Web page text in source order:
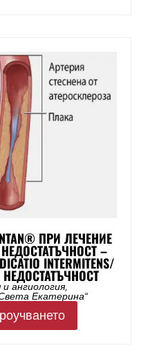
ПРИ ЛЕЧЕНИЕ
–
INTERMITENS/
ангиология,
Екатерина“